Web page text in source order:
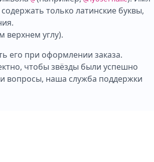
только латинские буквы,
верхнем углу).
его при оформлении заказа.
чтобы звёзды были успешно
вопросы, наша служба поддержки